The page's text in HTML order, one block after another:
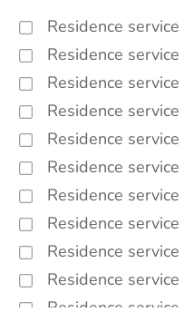
Residence
Residence
Residence
Residence
Residence
Residence
Residence
Residence
Residence
Residence
Residence